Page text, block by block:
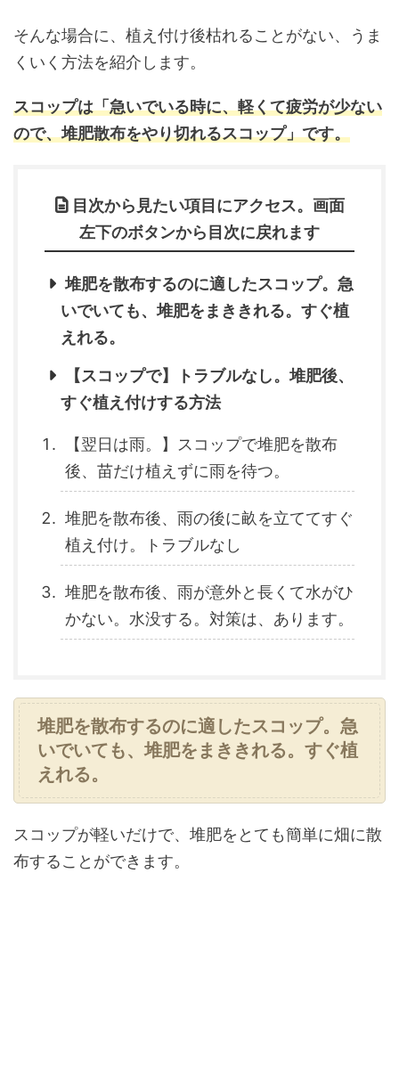
そんな場合に、植え付け後枯れることがない、うま
くいく方法を紹介します。
スコップは「急いでいる時に、軽くて疲労が少ない
ので、堆肥散布をやり切れるスコップ」です。
目次から見たい項目にアクセス。画面
左下のボタンから目次に戻れます
堆肥を散布するのに適したスコップ。急
いでいても、堆肥をまききれる。すぐ植
えれる。
【スコップで】トラブルなし。堆肥後、
すぐ植え付けする方法
【翌日は雨。】スコップで堆肥を散布
後、苗だけ植えずに雨を待つ。
堆肥を散布後、雨の後に畝を立ててすぐ
植え付け。トラブルなし
堆肥を散布後、雨が意外と長くて水がひ
かない。水没する。対策は、あります。
堆肥を散布するのに適したスコップ。急
いでいても、堆肥をまききれる。すぐ植
えれる。
スコップが軽いだけで、堆肥をとても簡単に畑に散
布することができます。